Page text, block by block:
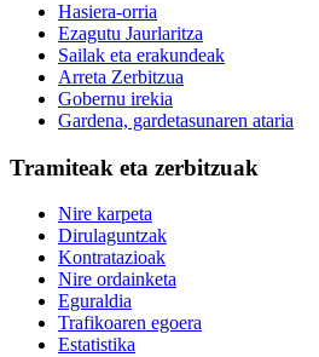
Hasiera-orria
Ezagutu Jaurlaritza
Sailak eta erakundeak
Arreta Zerbitzua
Gobernu irekia
Gardena, gardetasunaren ataria
Tramiteak eta zerbitzuak
Nire karpeta
Dirulaguntzak
Kontratazioak
Nire ordainketa
Eguraldia
Trafikoaren egoera
Estatistika